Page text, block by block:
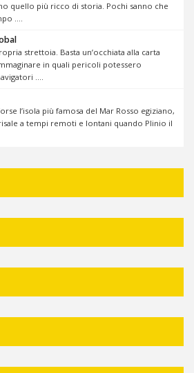
quello più ricco di storia. Pochi sanno che
....
strettoia. Basta un’occhiata alla carta
in quali pericoli potessero
....
l’isola più famosa del Mar Rosso egiziano,
a tempi remoti e lontani quando Plinio il